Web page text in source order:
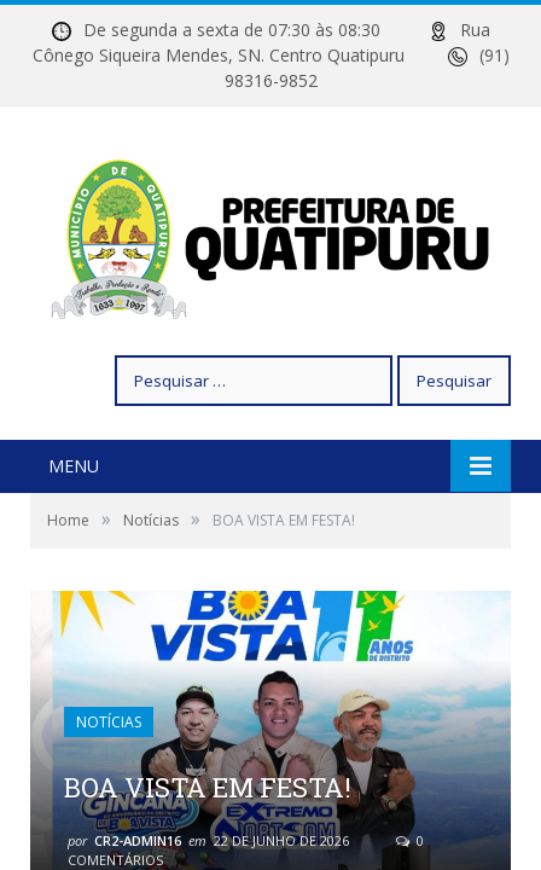
De segunda a sexta de 07:30 às 08:30
Rua
Cônego Siqueira Mendes, SN. Centro Quatipuru
(91)
98316-9852
por:
MENU
Home » Notícias » BOA VISTA EM FESTA!
NOTÍCIAS
BOA VISTA EM FESTA!
por CR2-ADMIN16 em 22 DE JUNHO DE 2026
0
COMENTÁRIOS